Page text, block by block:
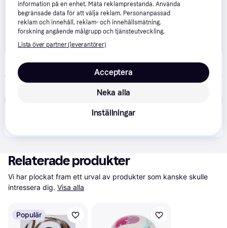
SportMe Arsenal FC Fotboll Storlek 5
Produkten finns även hos 2 butiker som valt att inte
Relaterade produkter
Vi har plockat fram ett urval av produkter som kanske skulle
intressera dig. Visa alla
Populär
information på en enhet. Mäta reklamprestanda. Använda
begränsade data för att välja reklam. Personanpassad
reklam och innehåll, reklam- och innehållsmätning,
forskning angående målgrupp och tjänsteutveckling.
Lista över partner (leverantörer)
Neka alla
Acceptera
Inställningar